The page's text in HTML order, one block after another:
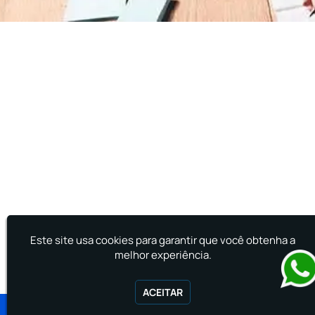
Treinamento de Brigadista de Incêndio
Treinamento de Combate a Incêndio NR 23
Este site usa cookies para garantir que você obtenha a
melhor experiência.
ACEITAR